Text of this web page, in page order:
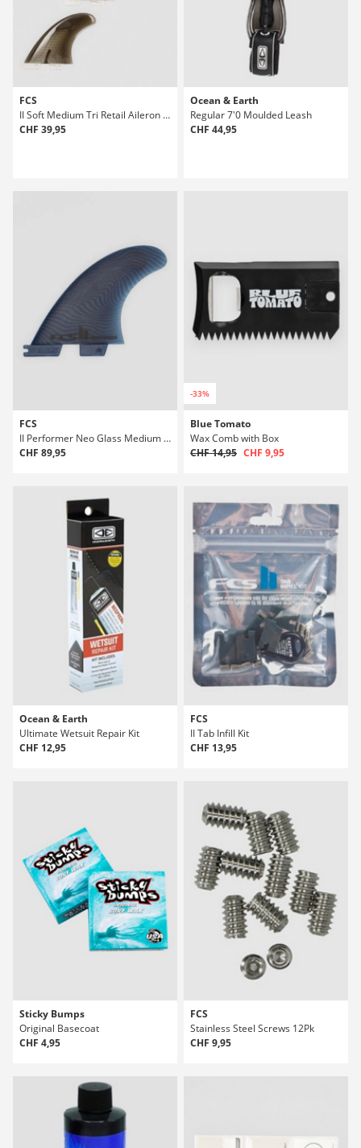
FCS
II Soft Medium Tri Retail Aileron Set
CHF 39,95
Ocean & Earth
Regular 7'0 Moulded Leash
CHF 44,95
FCS
II Performer Neo Glass Medium Tri Aileron Set
CHF 89,95
-33%
Blue Tomato
Wax Comb with Box
CHF 14,95 CHF 9,95
Ocean & Earth
Ultimate Wetsuit Repair Kit
CHF 12,95
FCS
II Tab Infill Kit
CHF 13,95
Sticky Bumps
Original Basecoat
CHF 4,95
FCS
Stainless Steel Screws 12Pk
CHF 9,95